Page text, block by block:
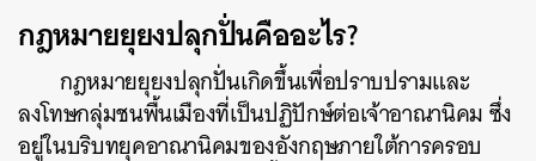
กฎหมายยุยงปลุกปั่นคืออะไร?
กฎหมายยุยงปลุกปั่นเกิดขึ้นเพื่อปราบปรามและ
ลงโทษกลุ่มชนพื้นเมืองที่เป็นปฏิปักษ์ต่อเจ้าอาณานิคม ซึ่ง
อยู่ในบริบทยุคอาณานิคมของอังกฤษภายใต้การครอบ